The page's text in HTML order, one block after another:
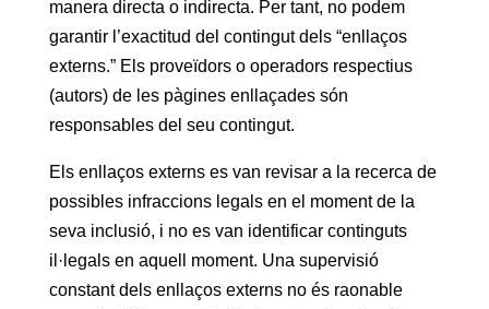
manera directa o indirecta. Per tant, no podem
garantir l’exactitud del contingut dels “enllaços
externs.” Els proveïdors o operadors respectius
(autors) de les pàgines enllaçades són
responsables del seu contingut.
Els enllaços externs es van revisar a la recerca de
possibles infraccions legals en el moment de la
seva inclusió, i no es van identificar continguts
il·legals en aquell moment. Una supervisió
constant dels enllaços externs no és raonable